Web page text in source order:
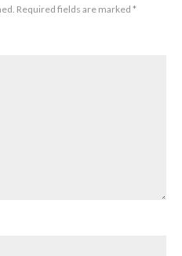
Required fields are marked *